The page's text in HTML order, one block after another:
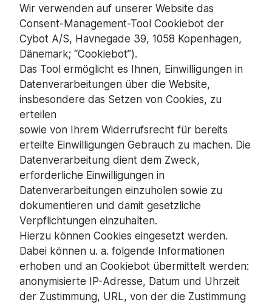
Wir verwenden auf unserer Website das
Consent-Management-Tool Cookiebot der
Cybot A/S, Havnegade 39, 1058 Kopenhagen,
Dänemark; “Cookiebot”).
Das Tool ermöglicht es Ihnen, Einwilligungen in
Datenverarbeitungen über die Website,
insbesondere das Setzen von Cookies, zu
erteilen
sowie von Ihrem Widerrufsrecht für bereits
erteilte Einwilligungen Gebrauch zu machen. Die
Datenverarbeitung dient dem Zweck,
erforderliche Einwilligungen in
Datenverarbeitungen einzuholen sowie zu
dokumentieren und damit gesetzliche
Verpflichtungen einzuhalten.
Hierzu können Cookies eingesetzt werden.
Dabei können u. a. folgende Informationen
erhoben und an Cookiebot übermittelt werden:
anonymisierte IP-Adresse, Datum und Uhrzeit
der Zustimmung, URL, von der die Zustimmung